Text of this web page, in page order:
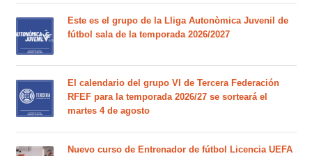
Este es el grupo de la Lliga Autonòmica Juvenil de
fútbol sala de la temporada 2026/2027
El calendario del grupo VI de Tercera Federación
RFEF para la temporada 2026/27 se sorteará el
martes 4 de agosto
Nuevo curso de Entrenador de fútbol Licencia UEFA